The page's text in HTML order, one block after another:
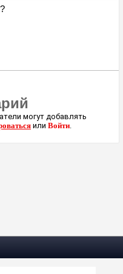
могут добавлять
или Войти.